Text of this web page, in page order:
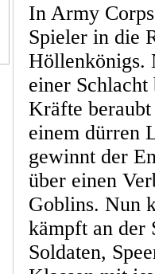
In Army
Spieler in die
Höllenkönigs.
einer Schlacht
Kräfte
einem dürren
gewinnt der
über einen
Goblins. Nun
kämpft an der
Soldaten,